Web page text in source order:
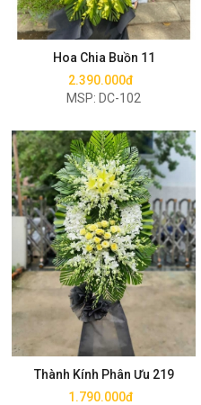
Hoa Chia Buồn 11
2.390.000đ
MSP: DC-102
Mua ngay
Thành Kính Phân Ưu 219
1.790.000đ
Mua ngay